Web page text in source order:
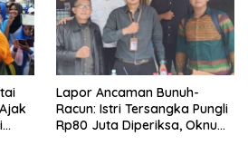
Lapor Ancaman Bunuh-
Racun: Istri Tersangka Pungli
Rp80 Juta Diperiksa, Oknum